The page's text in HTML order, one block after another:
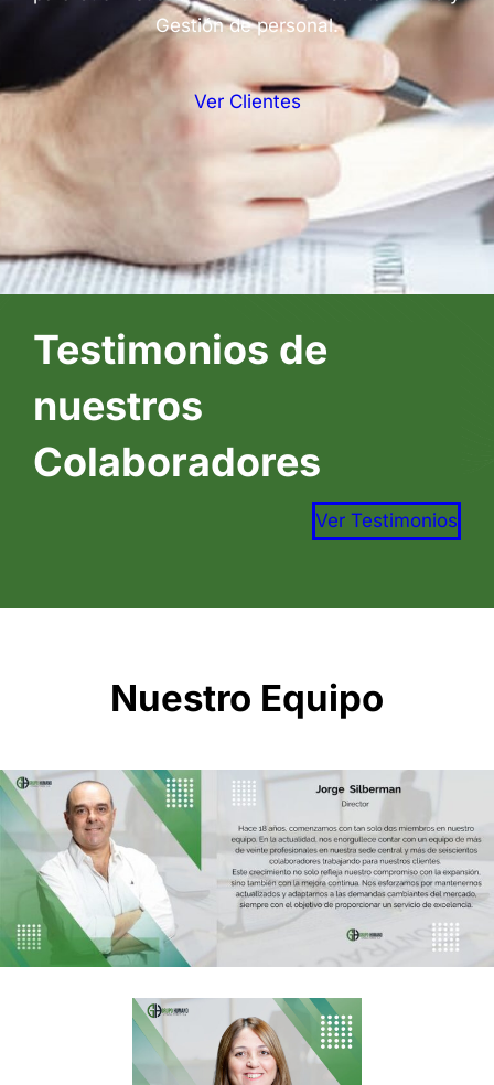
Gestión de personal.
Ver Clientes
Testimonios de
nuestros
Colaboradores
Ver Testimonios
Nuestro Equipo